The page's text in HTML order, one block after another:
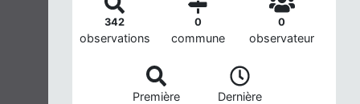
342
observations
0
commune
0
observateur
Première
Dernière